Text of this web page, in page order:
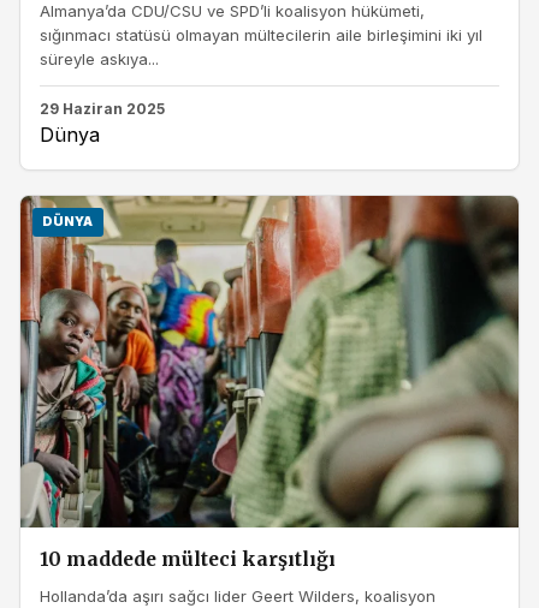
Almanya’da CDU/CSU ve SPD’li koalisyon hükümeti,
sığınmacı statüsü olmayan mültecilerin aile birleşimini iki yıl
süreyle askıya...
29 Haziran 2025
Dünya
DÜNYA
10 maddede mülteci karşıtlığı
Hollanda’da aşırı sağcı lider Geert Wilders, koalisyon